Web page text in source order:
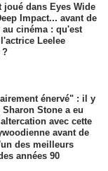
joué dans Eyes Wide
Impact... avant de
au cinéma : qu'est
Leelee
?
énervé" : il y
Sharon Stone a eu
avec cette
avant de
des meilleurs
années 90